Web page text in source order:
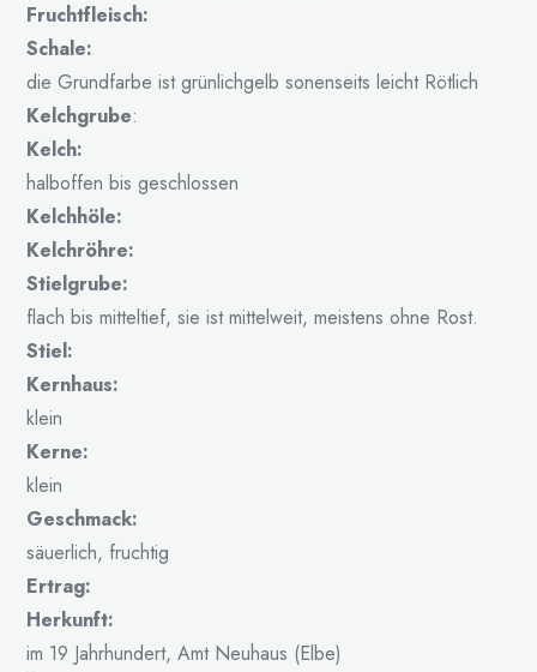
Fruchtfleisch:
Schale:
die Grundfarbe ist grünlichgelb sonenseits leicht Rötlich
Kelchgrube:
Kelch:
halboffen bis geschlossen
Kelchhöle:
Kelchröhre:
Stielgrube:
flach bis mitteltief, sie ist mittelweit, meistens ohne Rost.
Stiel:
Kernhaus:
klein
Kerne:
klein
Geschmack:
säuerlich, fruchtig
Ertrag:
Herkunft:
im 19 Jahrhundert, Amt Neuhaus (Elbe)